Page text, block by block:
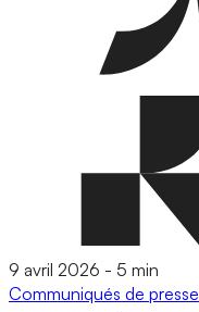
9 avril 2026 - 5 min
Communiqués de presse